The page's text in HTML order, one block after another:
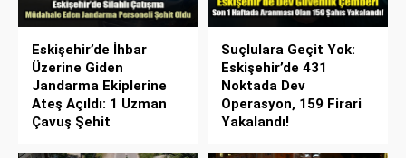
Eskişehir’de İhbar
Üzerine Giden
Jandarma Ekiplerine
Ateş Açıldı: 1 Uzman
Çavuş Şehit
Suçlulara Geçit Yok:
Eskişehir’de 431
Noktada Dev
Operasyon, 159 Firari
Yakalandı!